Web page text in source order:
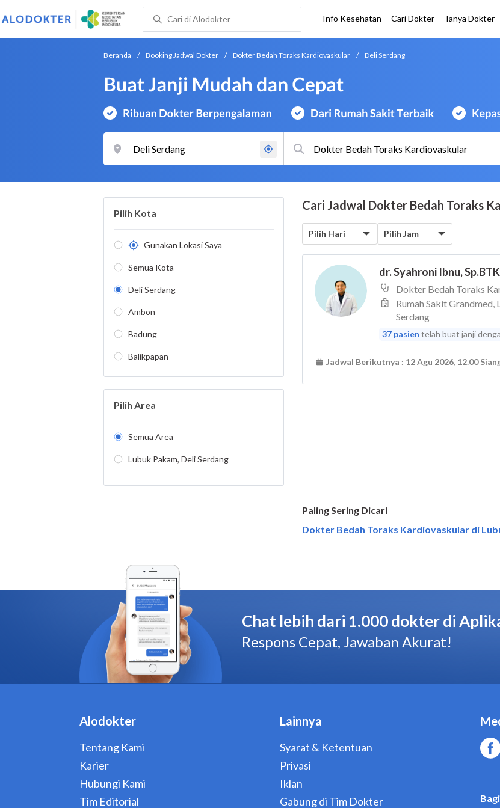
Paling Sering Dicari
Dokter Bedah Toraks Kardiovaskular di